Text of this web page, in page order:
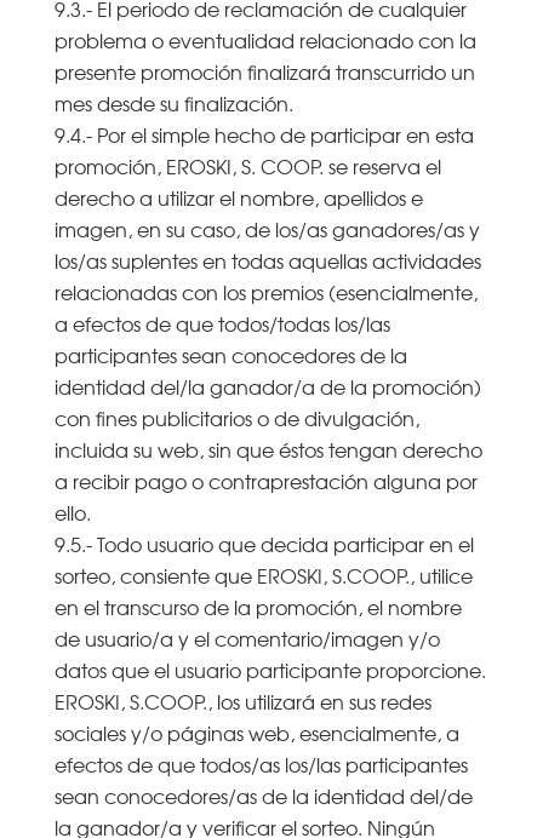
9.3.- El periodo de reclamación de cualquier
problema o eventualidad relacionado con la
presente promoción finalizará transcurrido un
mes desde su finalización.
9.4.- Por el simple hecho de participar en esta
promoción, EROSKI, S. COOP. se reserva el
derecho a utilizar el nombre, apellidos e
imagen, en su caso, de los/as ganadores/as y
los/as suplentes en todas aquellas actividades
relacionadas con los premios (esencialmente,
a efectos de que todos/todas los/las
participantes sean conocedores de la
identidad del/la ganador/a de la promoción)
con fines publicitarios o de divulgación,
incluida su web, sin que éstos tengan derecho
a recibir pago o contraprestación alguna por
ello.
9.5.- Todo usuario que decida participar en el
sorteo, consiente que EROSKI, S.COOP., utilice
en el transcurso de la promoción, el nombre
de usuario/a y el comentario/imagen y/o
datos que el usuario participante proporcione.
EROSKI, S.COOP., los utilizará en sus redes
sociales y/o páginas web, esencialmente, a
efectos de que todos/as los/las participantes
sean conocedores/as de la identidad del/de
la ganador/a y verificar el sorteo. Ningún